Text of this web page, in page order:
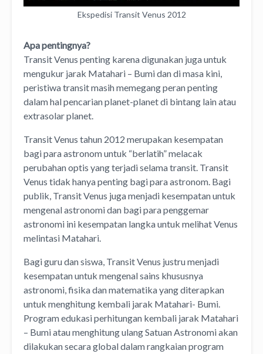
Ekspedisi Transit Venus 2012
Apa pentingnya?
Transit Venus penting karena digunakan juga untuk
mengukur jarak Matahari – Bumi dan di masa kini,
peristiwa transit masih memegang peran penting
dalam hal pencarian planet-planet di bintang lain atau
extrasolar planet.
Transit Venus tahun 2012 merupakan kesempatan
bagi para astronom untuk “berlatih” melacak
perubahan optis yang terjadi selama transit. Transit
Venus tidak hanya penting bagi para astronom. Bagi
publik, Transit Venus juga menjadi kesempatan untuk
mengenal astronomi dan bagi para penggemar
astronomi ini kesempatan langka untuk melihat Venus
melintasi Matahari.
Bagi guru dan siswa, Transit Venus justru menjadi
kesempatan untuk mengenal sains khususnya
astronomi, fisika dan matematika yang diterapkan
untuk menghitung kembali jarak Matahari- Bumi.
Program edukasi perhitungan kembali jarak Matahari
– Bumi atau menghitung ulang Satuan Astronomi akan
dilakukan secara global dalam rangkaian program